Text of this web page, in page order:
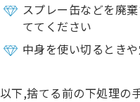
スプレー缶などを廃
ててください
中身を使い切るとき
以下,捨てる前の下処理の